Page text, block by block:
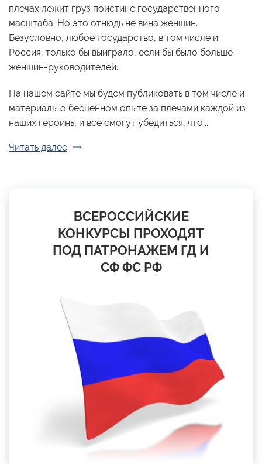
плечах лежит груз поистине государственного
масштаба. Но это отнюдь не вина женщин.
Безусловно, любое государство, в том числе и
Россия, только бы выиграло, если бы было больше
женщин-руководителей.
На нашем сайте мы будем публиковать в том числе и
материалы о бесценном опыте за плечами каждой из
наших героинь, и все смогут убедиться, что...
Читать далее
ВСЕРОССИЙСКИЕ
КОНКУРСЫ ПРОХОДЯТ
ПОД ПАТРОНАЖЕМ ГД И
СФ ФС РФ